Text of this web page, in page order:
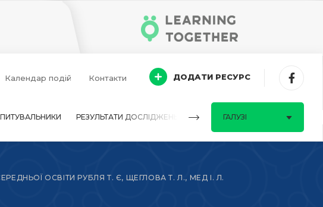
Календар подій Контакти ДОДАТИ РЕСУРС
РЕЗУЛЬТАТИ ДОСЛІДЖЕНЬ ПИТАННЯ-ВІДПОВІДІ
ГАЛУЗІ
ОСВІТИ РУБЛЯ Т. Є, ЩЕГЛОВА Т. Л., МЕД І. Л.